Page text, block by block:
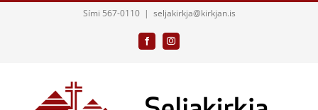
Sími 567-0110 | seljakirkja@kirkjan.is
FacebookInstagram